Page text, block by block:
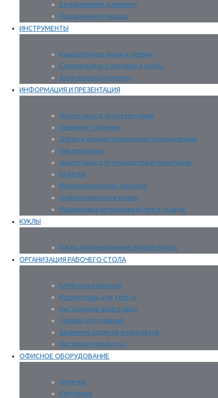
Ежедневники, планинги
Подарочная упаковка
ИНСТРУМЕНТЫ
Канцелярские ножи и лезвия
Специальные степлеры и скобы
Электроинструменты
ИНФОРМАЦИЯ И ПРЕЗЕНТАЦИЯ
Аксессуары для презентации
Дверные таблички
Доски и демонстрационное оборудование
Пиктограммы
Аксессуары для планшетов и мониторов
Бейджи
Информационные дисплеи
Информационные рамки
Маркировка на производстве и складе
КУКЛЫ
Куклы коллекционные Birgitte Frigast
ОРГАНИЗАЦИЯ РАБОЧЕГО СТОЛА
Клей канцелярский
Корректоры для текста
Настольные аксессуары
Товары для левшей
Хранение адресов и контактов
Чистящие продукты
ОФИСНОЕ ОБОРУДОВАНИЕ
Аптечки
Кейтеринг